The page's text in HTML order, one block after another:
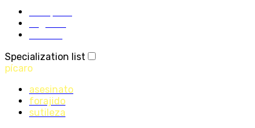
Specialization list
pícaro
asesinato
forajido
sutileza